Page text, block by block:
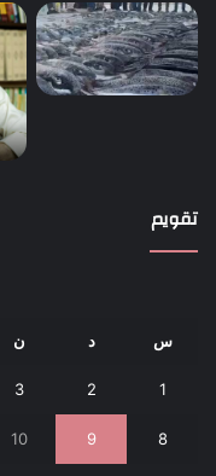
تقويم
س د ن
1
2
3
8
9
10